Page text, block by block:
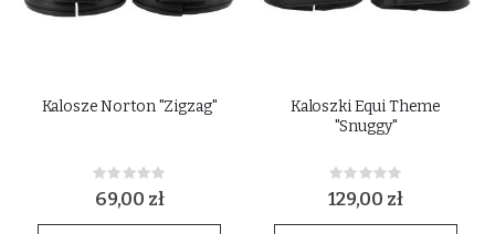
Kalosze Norton "Zigzag"
Rating:
0%
69,00 zł
Kaloszki Equi Theme
"Snuggy"
Rating:
0%
129,00 zł